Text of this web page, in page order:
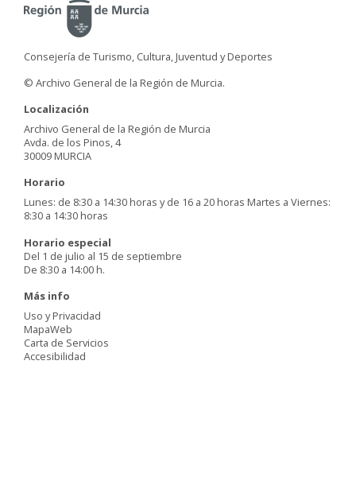
Consejería de Turismo, Cultura, Juventud y Deportes
© Archivo General de la Región de Murcia.
Localización
Archivo General de la Región de Murcia
Avda. de los Pinos, 4
30009 MURCIA
Horario
Lunes: de 8:30 a 14:30 horas y de 16 a 20 horas Martes a Viernes:
8:30 a 14:30 horas
Horario especial
Del 1 de julio al 15 de septiembre
De 8:30 a 14:00 h.
Más info
Uso y Privacidad
MapaWeb
Carta de Servicios
Accesibilidad